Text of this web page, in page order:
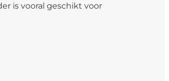
is vooral geschikt voor